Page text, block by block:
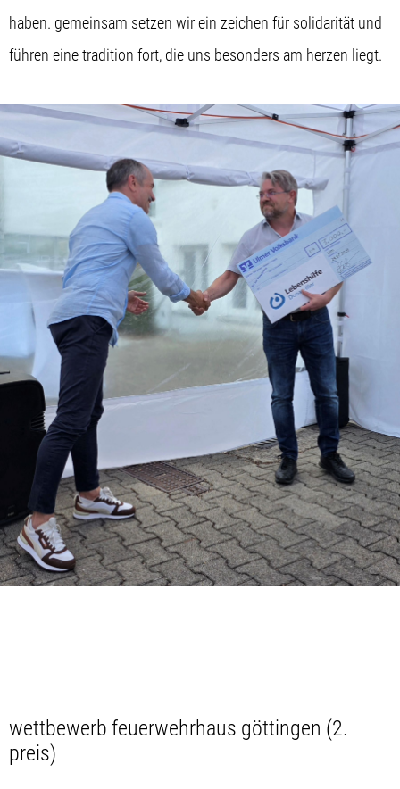
haben. gemeinsam setzen wir ein zeichen für solidarität und
führen eine tradition fort, die uns besonders am herzen liegt.
wettbewerb feuerwehrhaus göttingen (2.
preis)